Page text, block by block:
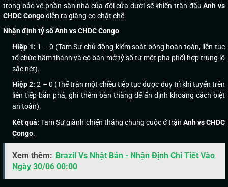
trọng bảo vệ phần sân nhà của đội cửa dưới sẽ khiến trận đấuAnh vs
CHDC Congodiễn ra giằng co chặt chẽ.
Nhận định tỷ số Anh vs CHDC Congo
Hiệp 1: 1 – 0 (Tam Sư chủ động kiểm soát bóng hoàn toàn, liên tục
tổ chức hãm thành và có bàn mở tỷ số từ một pha phối hợp trung lộ
sắc nét).
Hiệp 2: 2 – 0 (Thế trận một chiều tiếp tục được duy trì khi tuyến trên
liên tiếp bắn phá, ghi thêm bàn thắng để ấn định khoảng cách biệt
an toàn).
Kết quả: Tam Sư giành chiến thắng chung cuộc ở trận Anh vs CHDC
Congo.
Xem thêm: Brazil Vs Nhật Bản - Nhận Định Chi Tiết Vào
Ngày 30/06 00:00